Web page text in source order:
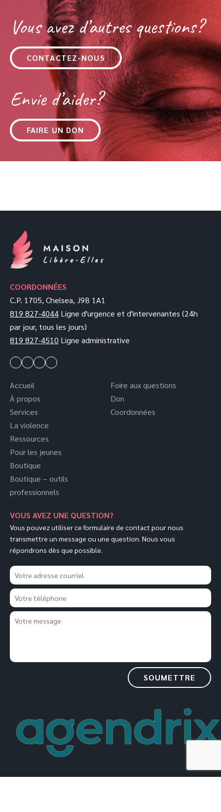
Vous avez d’autres questions?
CONTACTEZ-NOUS
Envie d’aider?
FAIRE UN DON
COORDONNÉES
C.P. 1705, Chelsea, J9B 1A1
819 827-4044 Ligne d'urgence et d'intervenantes (24h
par jour, tous les jours)
819 827-4510 Ligne administrative
Accueil
À propos
Services
La violence
Ressources
Pour les jeunes
Boutique
Boutique – outils
professionnels
Foire aux questions
Don
Coordonnées
VOUS AVEZ UNE QUESTION?
Vous pouvez utiliser ce formulaire de contact pour nous
transmettre un message ou une question. Nous vous
répondrons dès que possible.